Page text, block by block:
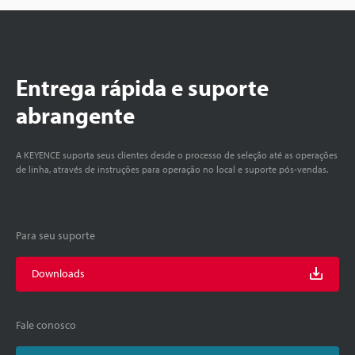
Entrega rápida e suporte
abrangente
A KEYENCE suporta seus clientes desde o processo de seleção até as operações
de linha, através de instruções para operação no local e suporte pós-vendas.
Para seu suporte
Downloads
Fale conosco